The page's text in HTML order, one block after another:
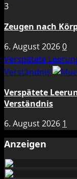
3
Zeugen nach
6. August 20260
Verspätete
Verständnis
Verspätete
Verständnis
6. August 2026 1
Anzeigen